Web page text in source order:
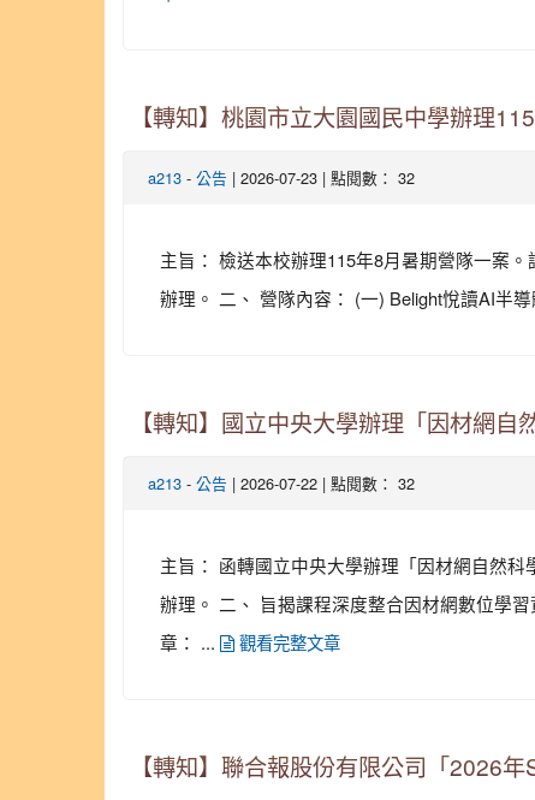
【轉知】桃園市立大園國民中學辦理
a213 - 公告 | 2026-07-23 | 點閱數： 32
主旨： 檢送本校辦理115年8月暑期營隊一案
辦理。 二、 營隊內容： (一) Belight悅讀AI半
【轉知】國立中央大學辦理「因材網
a213 - 公告 | 2026-07-22 | 點閱數： 32
主旨： 函轉國立中央大學辦理「因材網自然
辦理。 二、 旨揭課程深度整合因材網數位學
章： ...
觀看完整文章
【轉知】聯合報股份有限公司「2026